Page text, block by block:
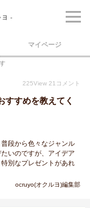
マイページ
225View 21 コメント
すすめを教えてく
段から色々なジャンル
いのですが、アイデア
別なプレゼントがあれ
ocruyo(オクルヨ)編集部